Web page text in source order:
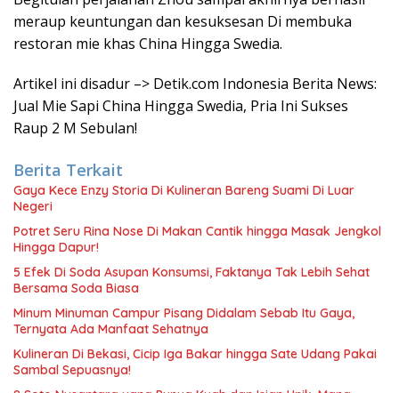
meraup keuntungan dan kesuksesan Di membuka
restoran mie khas China Hingga Swedia.
Artikel ini disadur –> Detik.com Indonesia Berita News:
Jual Mie Sapi China Hingga Swedia, Pria Ini Sukses
Raup 2 M Sebulan!
Berita Terkait
Gaya Kece Enzy Storia Di Kulineran Bareng Suami Di Luar
Negeri
Potret Seru Rina Nose Di Makan Cantik hingga Masak Jengkol
Hingga Dapur!
5 Efek Di Soda Asupan Konsumsi, Faktanya Tak Lebih Sehat
Bersama Soda Biasa
Minum Minuman Campur Pisang Didalam Sebab Itu Gaya,
Ternyata Ada Manfaat Sehatnya
Kulineran Di Bekasi, Cicip Iga Bakar hingga Sate Udang Pakai
Sambal Sepuasnya!